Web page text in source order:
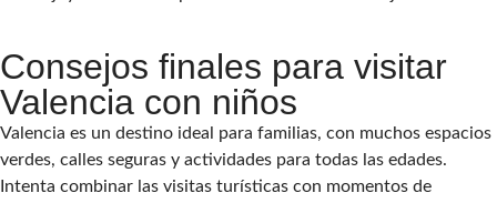
Consejos finales para visitar
Valencia con niños
Valencia es un destino ideal para familias, con muchos espacios
verdes, calles seguras y actividades para todas las edades.
Intenta combinar las visitas turísticas con momentos de